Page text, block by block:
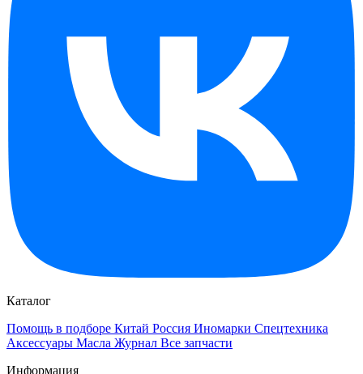
Каталог
Помощь в подборе Китай Россия Иномарки Спецтехника
Аксессуары Масла Журнал Все запчасти
Информация